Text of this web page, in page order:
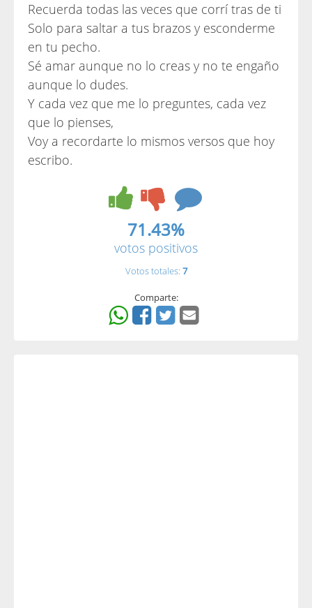
Recuerda todas las veces que corrí tras de ti
Solo para saltar a tus brazos y esconderme
en tu pecho.
Sé amar aunque no lo creas y no te engaño
aunque lo dudes.
Y cada vez que me lo preguntes, cada vez
que lo pienses,
Voy a recordarte lo mismos versos que hoy
escribo.
71.43%
votos positivos
Votos totales: 7
Comparte: